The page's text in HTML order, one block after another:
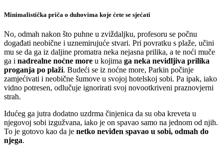
Minimalistička priča o duhovima koje ćete se sjećati
No, odmah nakon što puhne u zviždaljku, profesoru se počnu
događati neobične i uznemirujuće stvari. Pri povratku s plaže, učini
mu se da ga iz daljine promatra neka nejasna prilika, a te noći muče
ga i nadrealne noćne more u kojima ga neka nevidljiva prilika
proganja po plaži. Budeći se iz noćne more, Parkin počinje
zamjećivati i neobične šumove u svojoj hotelskoj sobi. Pa ipak, iako
vidno potresen, odlučuje ignorirati svoj novootkriveni praznovjerni
strah.
Idućeg ga jutra dodatno uzdrma činjenica da su oba kreveta u
njegovoj sobi izgužvana, iako je on spavao samo na jednom od njih.
To je gotovo kao da je netko neviđen spavao u sobi, odmah do
njega.